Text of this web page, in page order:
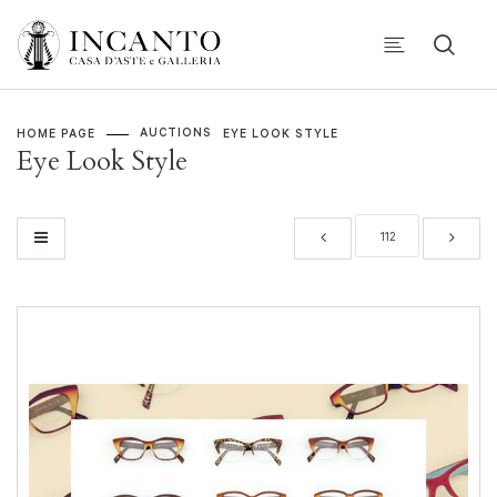
HOME PAGE AUCTIONS EYE LOOK STYLE
Eye Look Style